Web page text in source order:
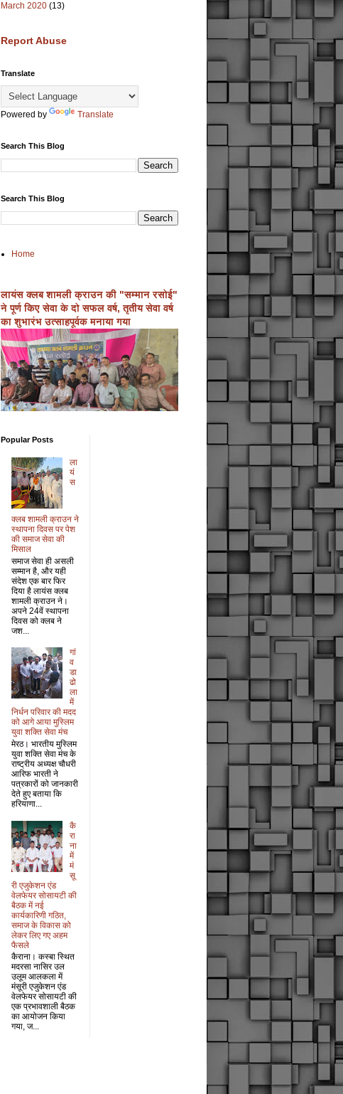
March 2020 (13)
Report Abuse
Translate
Powered by Translate
Search This Blog
Search This Blog
Home
लायंस क्लब शामली क्राउन की "सम्मान रसोई"
ने पूर्ण किए सेवा के दो सफल वर्ष, तृतीय सेवा वर्ष
का शुभारंभ उत्साहपूर्वक मनाया गया
Popular Posts
ला
यं
स
क्लब शामली क्राउन ने
स्थापना दिवस पर पेश
की समाज सेवा की
मिसाल
समाज सेवा ही असली
सम्मान है, और यही
संदेश एक बार फिर
दिया है लायंस क्लब
शामली क्राउन ने।
अपने 24वें स्थापना
दिवस को क्लब ने
जश...
गां
व
डा
ढो
ला
में
निर्धन परिवार की मदद
को आगे आया मुस्लिम
युवा शक्ति सेवा मंच
मेरठ। भारतीय मुस्लिम
युवा शक्ति सेवा मंच के
राष्ट्रीय अध्यक्ष चौधरी
आरिफ भारती ने
पत्रकारों को जानकारी
देते हुए बताया कि
हरियाणा...
कै
रा
ना
में
मं
सू
री एजुकेशन एंड
वेलफेयर सोसायटी की
बैठक में नई
कार्यकारिणी गठित,
समाज के विकास को
लेकर लिए गए अहम
फैसले
कैराना। कस्बा स्थित
मदरसा नासिर उल
उलूम आलकला में
मंसूरी एजुकेशन एंड
वेलफेयर सोसायटी की
एक प्रभावशाली बैठक
का आयोजन किया
गया, ज...